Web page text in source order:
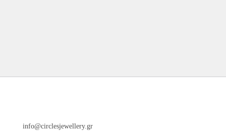
info@circlesjewellery.gr